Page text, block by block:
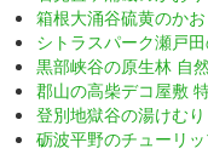
箱根大涌谷硫黄のか
シトラスパーク瀬戸
黒部峡谷の原生林 自
郡山の高柴デコ屋敷
登別地獄谷の湯けむ
砺波平野のチューリ